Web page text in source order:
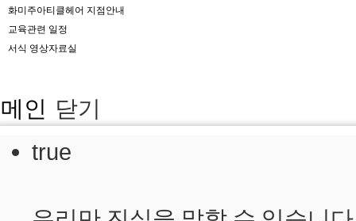
화미주아티클헤어 지점안내
교육관련 일정
서식 영상자료실
메인 닫기
true